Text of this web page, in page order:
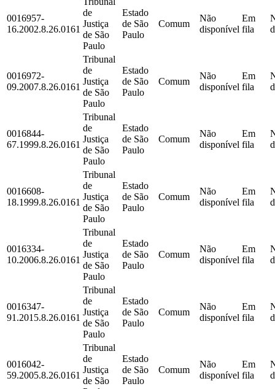
0016957-
16.2002.8.26.0161
de
Justiça
de São
Paulo
Estado
de São
Paulo
Comum
Não
disponível
Em
fila
0016972-
09.2007.8.26.0161
Tribunal
de
Justiça
de São
Paulo
Estado
de São
Paulo
Comum
Não
disponível
Em
fila
0016844-
67.1999.8.26.0161
Tribunal
de
Justiça
de São
Paulo
Estado
de São
Paulo
Comum
Não
disponível
Em
fila
0016608-
18.1999.8.26.0161
Tribunal
de
Justiça
de São
Paulo
Estado
de São
Paulo
Comum
Não
disponível
Em
fila
0016334-
10.2006.8.26.0161
Tribunal
de
Justiça
de São
Paulo
Estado
de São
Paulo
Comum
Não
disponível
Em
fila
0016347-
91.2015.8.26.0161
Tribunal
de
Justiça
de São
Paulo
Estado
de São
Paulo
Comum
Não
disponível
Em
fila
0016042-
59.2005.8.26.0161
Tribunal
de
Justiça
de São
Estado
de São
Paulo
Comum
Não
disponível
Em
fila